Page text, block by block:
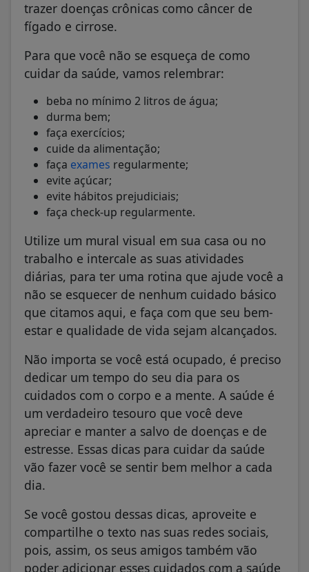
trazer doenças crônicas como câncer de
fígado e cirrose.
Para que você não se esqueça de como
cuidar da saúde, vamos relembrar:
beba no mínimo 2 litros de água;
durma bem;
faça exercícios;
cuide da alimentação;
faça exames regularmente;
evite açúcar;
evite hábitos prejudiciais;
faça check-up regularmente.
Utilize um mural visual em sua casa ou no
trabalho e intercale as suas atividades
diárias, para ter uma rotina que ajude você a
não se esquecer de nenhum cuidado básico
que citamos aqui, e faça com que seu bem-
estar e qualidade de vida sejam alcançados.
Não importa se você está ocupado, é preciso
dedicar um tempo do seu dia para os
cuidados com o corpo e a mente. A saúde é
um verdadeiro tesouro que você deve
apreciar e manter a salvo de doenças e de
estresse. Essas dicas para cuidar da saúde
vão fazer você se sentir bem melhor a cada
dia.
Se você gostou dessas dicas, aproveite e
compartilhe o texto nas suas redes sociais,
pois, assim, os seus amigos também vão
poder adicionar esses cuidados com a saúde